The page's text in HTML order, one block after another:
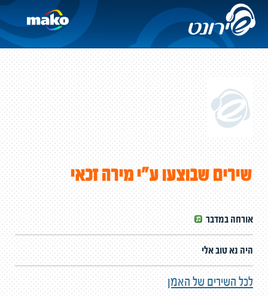
שירים שבוצעו ע"י מירה זכאי
אורחה במדבר
היה נא טוב אלי
לכל השירים של האמן